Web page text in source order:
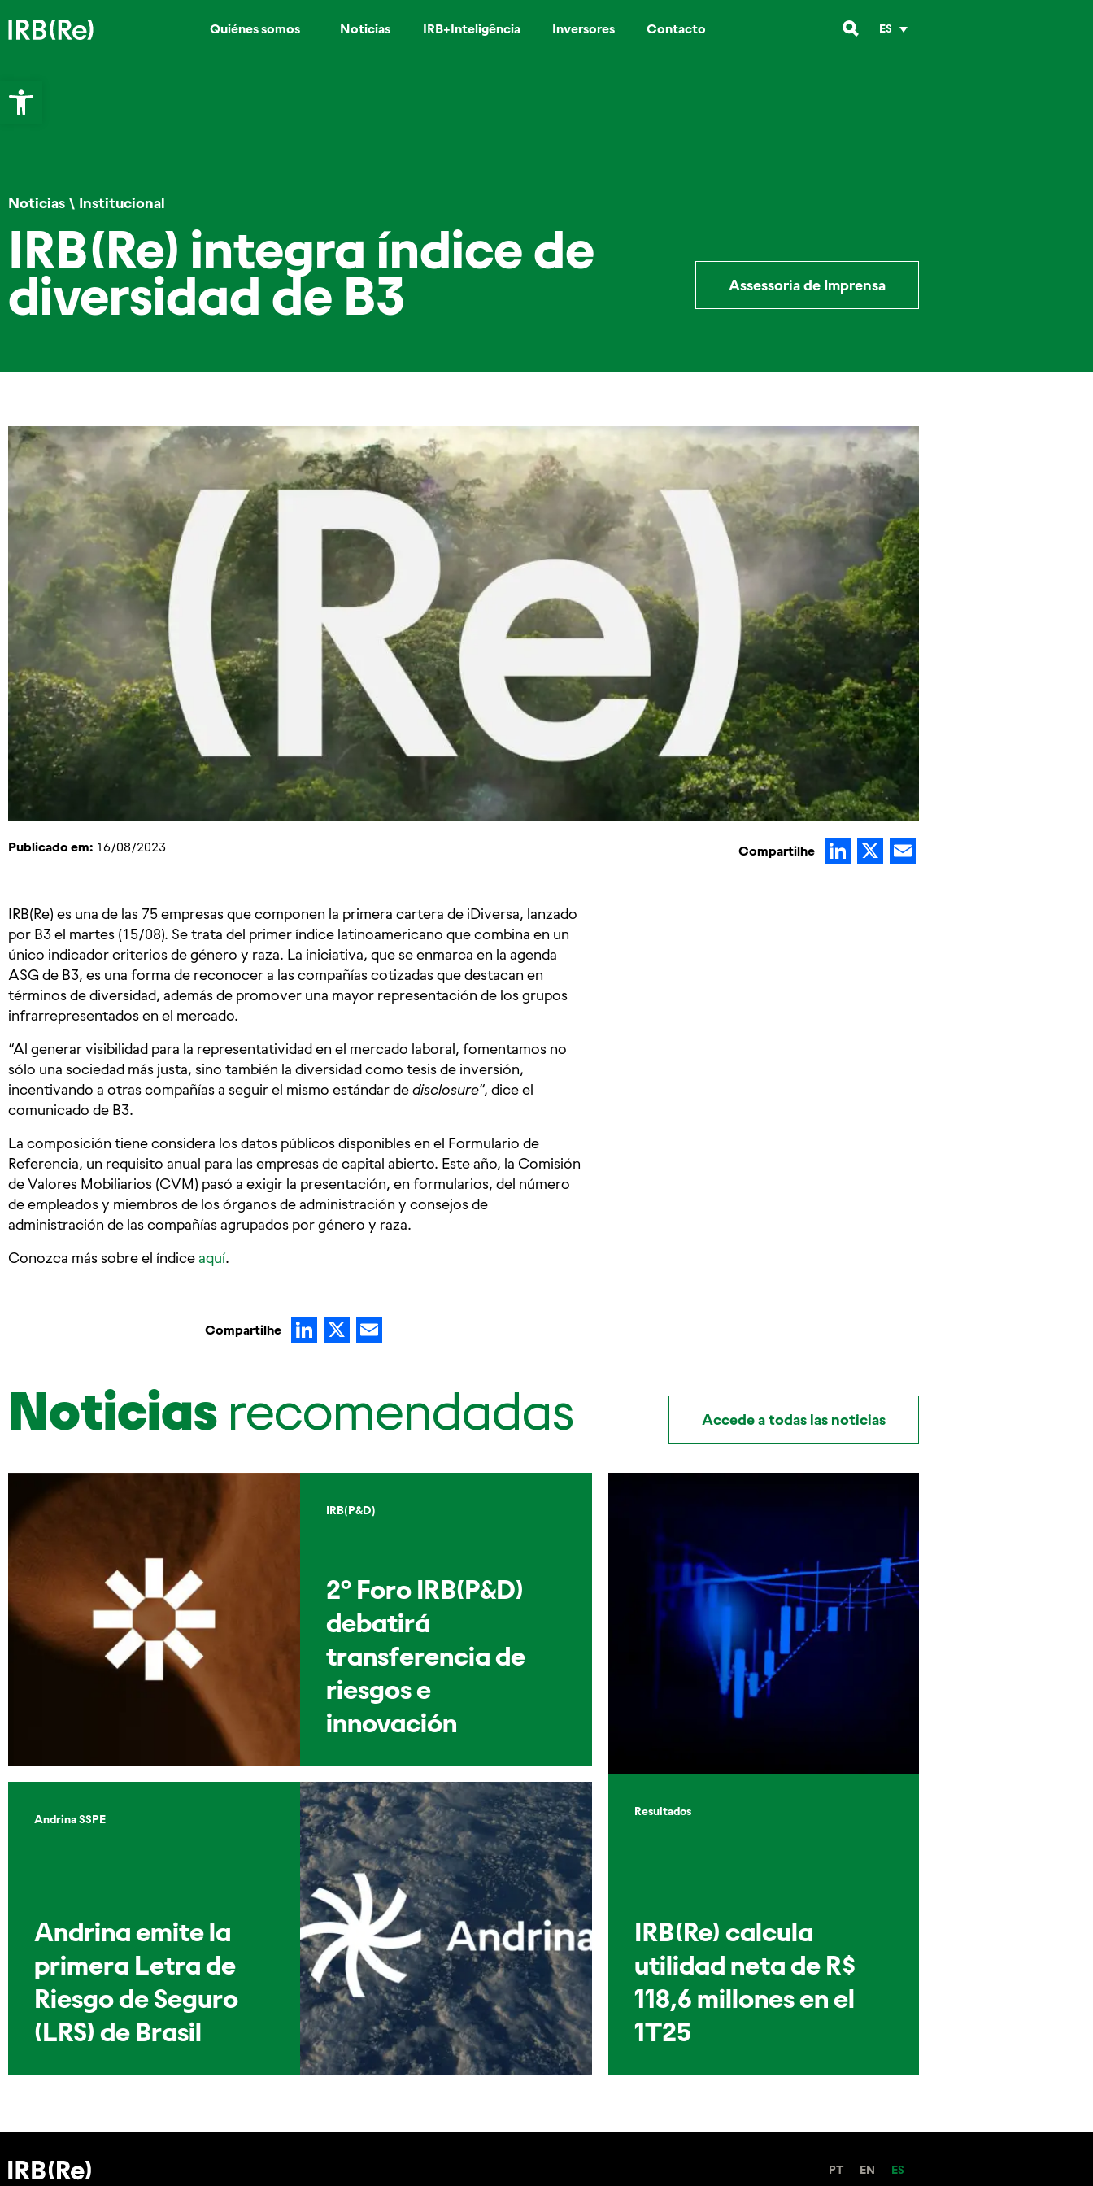
Abrir barra de herramientas
Quiénes somos Noticias IRB+Inteligência Inversores Contacto ES
Noticias \ Institucional
IRB(Re) integra índice de
diversidad de B3 Assessoria de Imprensa
Publicado em: 16/08/2023 Compartilhe LinkedIn
X
IRB(Re) es una de las 75 empresas que componen la primera cartera de iDiversa, lanzado
por B3 el martes (15/08). Se trata del primer índice latinoamericano que combina en un
único indicador criterios de género y raza. La iniciativa, que se enmarca en la agenda
ASG de B3, es una forma de reconocer a las compañías cotizadas que destacan en
términos de diversidad, además de promover una mayor representación de los grupos
infrarrepresentados en el mercado.
“Al generar visibilidad para la representatividad en el mercado laboral, fomentamos no
sólo una sociedad más justa, sino también la diversidad como tesis de inversión,
incentivando a otras compañías a seguir el mismo estándar dedisclosure“, dice el
comunicado de B3.
La composición tiene considera los datos públicos disponibles en el Formulario de
Referencia, un requisito anual para las empresas de capital abierto. Este año, la Comisión
de Valores Mobiliarios (CVM) pasó a exigir la presentación, en formularios, del número
de empleados y miembros de los órganos de administración y consejos de
administración de las compañías agrupados por género y raza.
Conozca más sobre el índiceaquí.
Compartilhe LinkedIn
X
Noticias recomendadas Accede a todas las noticias
IRB(P&D)
2º Foro IRB(P&D)
debatirá
transferencia de
riesgos e
innovación
Andrina SSPE
Andrina emite la
primera Letra de
Riesgo de Seguro
(LRS) de Brasil
Resultados
IRB(Re) calcula
utilidad neta de R$
118,6 millones en el
1T25
PT EN ES